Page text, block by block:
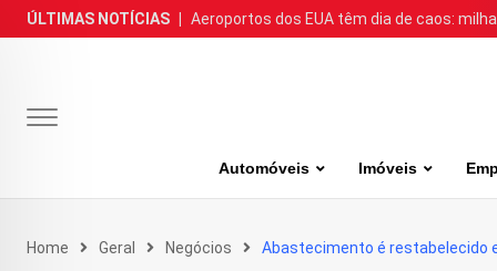
Skip
to
ÚLTIMAS NOTÍCIAS Aeroportos dos EUA têm dia de caos:
Automóveis Imóveis
Home Geral Negócios Abastecimento é restabelecido